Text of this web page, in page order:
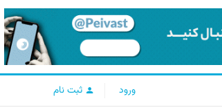
ورود ثبت نام